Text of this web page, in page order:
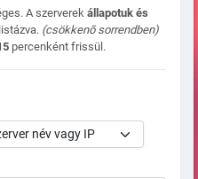
A szerverek állapotuk és
(csökkenõ sorrendben)
percenként frissül.